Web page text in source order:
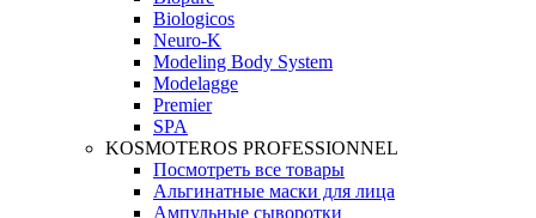
Biologicos
Neuro‑K
Modeling Body System
Modelagge
Premier
SPA
KOSMOTEROS PROFESSIONNEL
Посмотреть все товары
Альгинатные маски для лица
Ампульные сыворотки